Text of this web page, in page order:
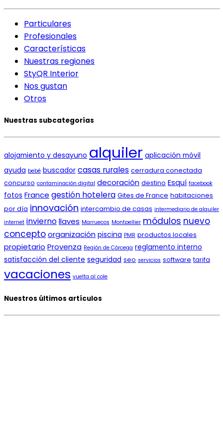
Particulares
Profesionales
Características
Nuestras regiones
StyQR Interior
Nos gustan
Otros
Nuestras subcategorías
alojamiento y desayuno alquiler aplicación móvil
ayuda bebé buscador casas rurales cerradura conectada
concurso contaminación digital decoración destino Esquí facebook
fotos France gestión hotelera Gites de France habitaciones
por día innovación intercambio de casas intermediario de alquiler
internet inviernollaves Marruecos Montpellier módulos nuevo
conceptoorganización piscina PMR productos locales
propietario Provenza Región de Córcega reglamento interno
satisfacción del cliente seguridad seo servicios software tarifa
vacaciones vuelta al cole
Nuestros últimos artículos